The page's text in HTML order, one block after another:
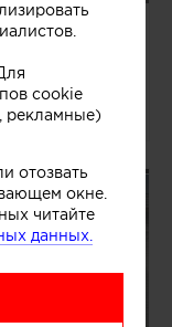
cookie
рекламные)
отозвать
окне.
читайте
данных.